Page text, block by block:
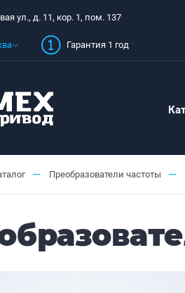
ул., д. 11, кор. 1, пом. 137
Гарантия 1 год
— Преобразователи частоты —